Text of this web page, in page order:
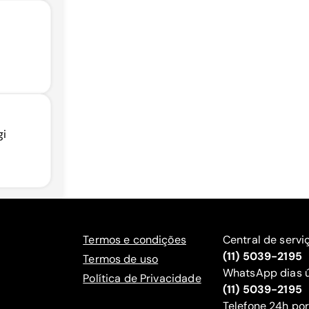
Termos e condições
Termos de uso
Política de Privacidade
Central de
(11) 5039-2195
WhatsApp dias
(11) 5039-2195
‍Telefone 24h